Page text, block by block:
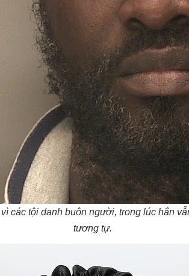
các tội danh buôn người, trong lúc hắn
tương tự.